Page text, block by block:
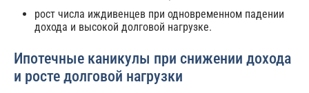
рост числа иждивенцев при одновременном падении
дохода и высокой долговой нагрузке.
Ипотечные каникулы при снижении дохода
и росте долговой нагрузки